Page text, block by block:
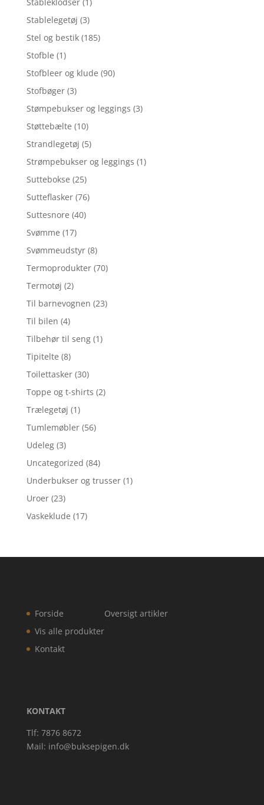
Stablelegetøj (3)
Stel og bestik (185)
Stofble (1)
Stofbleer og klude (90)
Stofbøger (3)
Stømpebukser og leggings (3)
Støttebælte (10)
Strandlegetøj (5)
Strømpebukser og leggings (1)
Suttebokse (25)
Sutteflasker (76)
Suttesnore (40)
Svømme (17)
Svømmeudstyr (8)
Termoprodukter (70)
Termotøj (2)
Til barnevognen (23)
Til bilen (4)
Tilbehør til seng (1)
Tipitelte (8)
Toilettasker (30)
Toppe og t-shirts (2)
Trælegetøj (1)
Tumlemøbler (56)
Udeleg (3)
Uncategorized (84)
Underbukser og trusser (1)
Uroer (23)
Vaskeklude (17)
Forside
Vis alle produkter
Kontakt
Oversigt artikler
KONTAKT
Tlf: 7876 8672
Mail: info@buksepigen.dk